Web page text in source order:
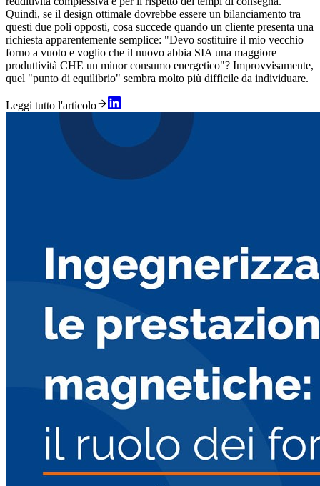
Quindi, se il design ottimale dovrebbe essere un bilanciamento tra
questi due poli opposti, cosa succede quando un cliente presenta una
richiesta apparentemente semplice: "Devo sostituire il mio vecchio
forno a vuoto e voglio che il nuovo abbia SIA una maggiore
produttività CHE un minor consumo energetico"? Improvvisamente,
quel "punto di equilibrio" sembra molto più difficile da individuare.
Leggi tutto l'articolo